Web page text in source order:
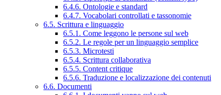
6.4.6. Ontologie e standard
6.4.7. Vocabolari controllati e tassonomie
6.5. Scrittura e linguaggio
6.5.1. Come leggono le persone sul web
6.5.2. Le regole per un linguaggio semplice
6.5.3. Microtesti
6.5.4. Scrittura collaborativa
6.5.5. Content critique
6.5.6. Traduzione e localizzazione dei contenuti
6.6. Documenti